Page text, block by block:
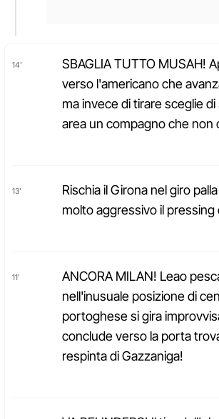
14'
SBAGLIA TUTTO MUSAH!
verso l'americano che
ma invece di tirare sceglie
area un compagno che non
13'
Rischia il Girona nel giro
molto aggressivo il pressing
11'
ANCORA MILAN! Leao
nell'inusuale posizione di
portoghese si gira
conclude verso la porta
respinta di Gazzaniga!